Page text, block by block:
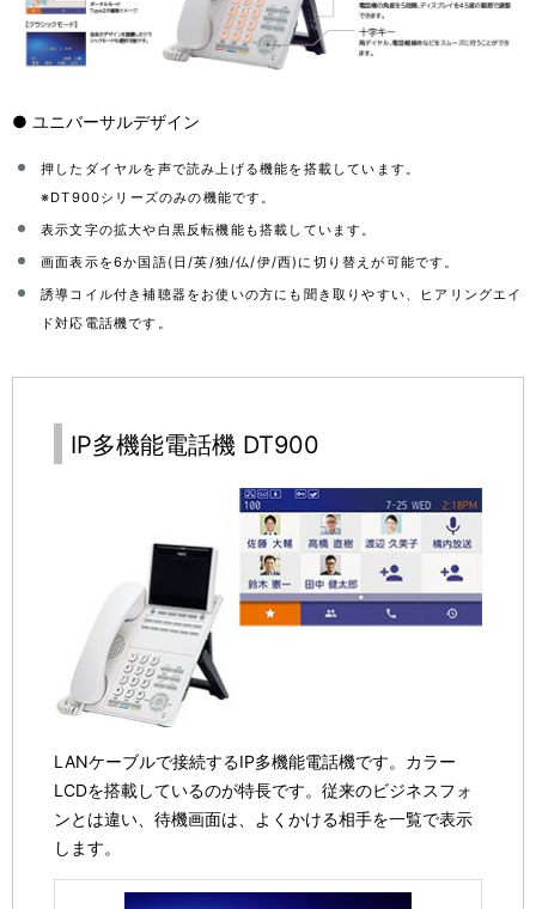
● ユニバーサルデザイン
押したダイヤルを声で読み上げる機能を搭載しています。
※DT900シリーズのみの機能です。
表示文字の拡大や白黒反転機能も搭載しています。
画面表示を6か国語(日/英/独/仏/伊/西)に切り替えが可能です。
誘導コイル付き補聴器をお使いの方にも聞き取りやすい、ヒアリングエイ
ド対応電話機です。
IP多機能電話機 DT900
LANケーブルで接続するIP多機能電話機です。カラー
LCDを搭載しているのが特長です。従来のビジネスフォ
ンとは違い、待機画面は、よくかける相手を一覧で表示
します。